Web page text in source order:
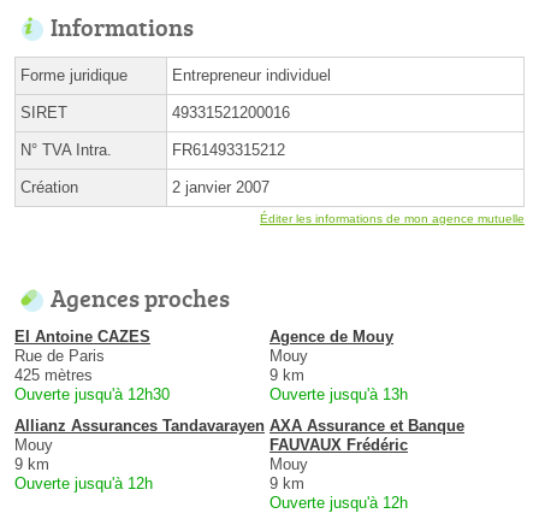
Informations
Forme juridique Entrepreneur individuel
SIRET 49331521200016
N° TVA Intra. FR61493315212
Création 2 janvier 2007
Éditer les informations de mon agence mutuelle
Agences proches
EI Antoine CAZES
Rue de Paris
425 mètres
Ouverte jusqu'à 12h30
Agence de Mouy
Mouy
9 km
Ouverte jusqu'à 13h
Allianz Assurances Tandavarayen
Mouy
9 km
Ouverte jusqu'à 12h
AXA Assurance et Banque
FAUVAUX Frédéric
Mouy
9 km
Ouverte jusqu'à 12h